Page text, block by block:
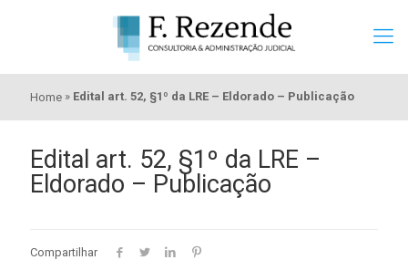
Home » Edital art. 52, §1º da LRE – Eldorado – Publicação
Edital art. 52, §1º da LRE –
Eldorado – Publicação
Compartilhar